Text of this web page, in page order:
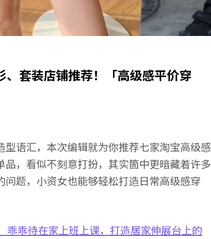
、套装店铺推荐！「高级感平价穿
语汇，本次编辑就为你推荐七家淘宝高级感
，看似不刻意打扮，其实箇中更暗藏着许多
题，小资女也能够轻松打造日常高级感穿
乖乖待在家上班上课，打造居家伸展台上的